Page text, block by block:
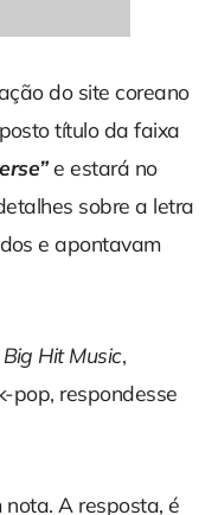
do site coreano
título da faixa
e estará no
sobre a letra
e apontavam
Big Hit Music,
pop, respondesse
nota. A resposta, é